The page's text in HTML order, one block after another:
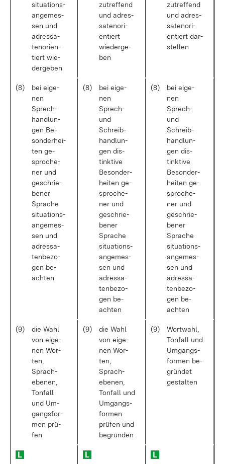
si­tua­ti­ons­
an­ge­mes­
sen und
adres­sa­
ten­ori­en­
tiert wie­
der­ge­ben
zu­tref­fend
und adres­
sa­ten­ori­
en­tiert
wie­der­ge­
ben
zu­tref­fend
und adres­
sa­ten­ori­
en­tiert dar­
stel­len
(8)
bei ei­ge­
nen
Sprech­
hand­lun­
gen Be­
son­der­hei­
ten ge­
spro­che­
ner und
ge­schrie­
be­ner
Spra­che
si­tua­ti­ons­
an­ge­mes­
sen und
adres­sa­
ten­be­zo­
gen be­
ach­ten
(8)
bei ei­ge­
nen
Sprech-
und
Schreib­
hand­lun­
gen dis­
tink­ti­ve
Be­son­der­
hei­ten ge­
spro­che­
ner und
ge­schrie­
be­ner
Spra­che
si­tua­ti­ons­
an­ge­mes­
sen und
adres­sa­
ten­be­zo­
gen be­
ach­ten
(8)
bei ei­ge­
nen
Sprech-
und
Schreib­
hand­lun­
gen dis­
tink­ti­ve
Be­son­der­
hei­ten ge­
spro­che­
ner und
ge­schrie­
be­ner
Spra­che
si­tua­ti­ons­
an­ge­mes­
sen und
adres­sa­
ten­be­zo­
gen be­
ach­ten
(9)
die Wahl
von ei­ge­
nen Wor­
ten,
Sprach­
ebe­nen,
Ton­fall
und Um­
gangs­for­
men prü­
fen
(9)
die Wahl
von ei­ge­
nen Wor­
ten,
Sprach­
ebe­nen,
Ton­fall und
Um­gangs­
for­men
prü­fen und
be­grün­den
(9)
Wort­wahl,
Ton­fall und
Um­gangs­
for­men be­
grün­det
ge­stal­ten